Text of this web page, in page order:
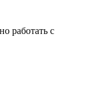
работать с